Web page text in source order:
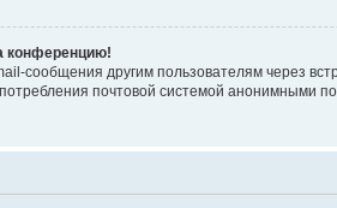
конференцию!
сообщения другим пользователям через
почтовой системой анонимными